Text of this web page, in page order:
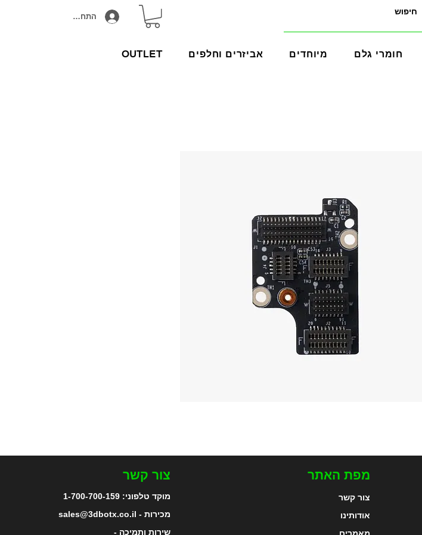
התחבר/הירשם
OUTLET אביזרים וחלפים מיוחדים חומרי גלם
צור קשר
מוקד טלפוני:1-700-700-159
מכירות - sales@3dbotx.co.il
שירות ותמיכה -
מפת האתר
צור קשר
אודותינו
מאמרים